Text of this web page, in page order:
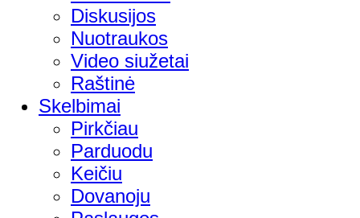
Diskusijos
Nuotraukos
Video siužetai
Raštinė
Skelbimai
Pirkčiau
Parduodu
Keičiu
Dovanoju